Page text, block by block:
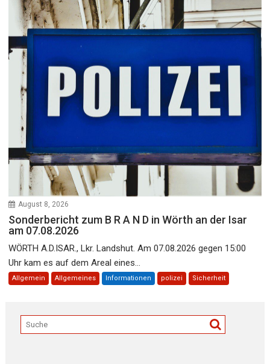
August 8, 2026
Sonderbericht zum B R A N D in Wörth an der Isar
am 07.08.2026
WÖRTH A.D.ISAR., Lkr. Landshut. Am 07.08.2026 gegen 15:00
Uhr kam es auf dem Areal eines...
Allgemein Allgemeines Informationen polizei Sicherheit